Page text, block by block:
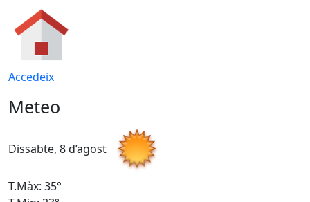
Accedeix
Meteo
Dissabte, 8 d’agost
T.Màx: 35°